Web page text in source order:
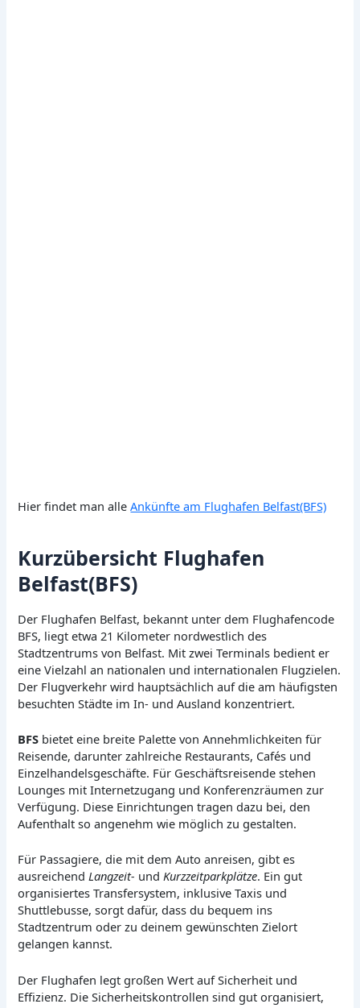
Hier findet man alleAnkünfte am Flughafen Belfast(BFS)
Kurzübersicht Flughafen
Belfast(BFS)
Der Flughafen Belfast, bekannt unter dem Flughafencode
BFS, liegt etwa 21 Kilometer nordwestlich des
Stadtzentrums von Belfast. Mit zwei Terminals bedient er
eine Vielzahl an nationalen und internationalen Flugzielen.
Der Flugverkehr wird hauptsächlich auf die am häufigsten
besuchten Städte im In- und Ausland konzentriert.
BFS bietet eine breite Palette von Annehmlichkeiten für
Reisende, darunter zahlreiche Restaurants, Cafés und
Einzelhandelsgeschäfte. Für Geschäftsreisende stehen
Lounges mit Internetzugang und Konferenzräumen zur
Verfügung. Diese Einrichtungen tragen dazu bei, den
Aufenthalt so angenehm wie möglich zu gestalten.
Für Passagiere, die mit dem Auto anreisen, gibt es
ausreichendLangzeit- undKurzzeitparkplätze. Ein gut
organisiertes Transfersystem, inklusive Taxis und
Shuttlebusse, sorgt dafür, dass du bequem ins
Stadtzentrum oder zu deinem gewünschten Zielort
gelangen kannst.
Der Flughafen legt großen Wert auf Sicherheit und
Effizienz. Die Sicherheitskontrollen sind gut organisiert,